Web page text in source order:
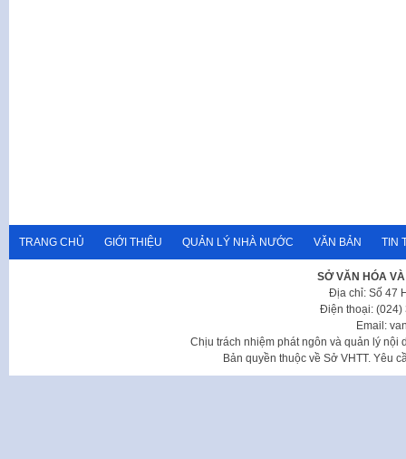
TRANG CHỦ GIỚI THIỆU QUẢN LÝ NHÀ NƯỚC VĂN BẢN TIN
SỞ VĂN HÓA
Địa chỉ: Số 47
Điện thoại: (024)
Email:
Chịu trách nhiệm phát ngôn và quản lý nội
Bản quyền thuộc về Sở VHTT. Yêu